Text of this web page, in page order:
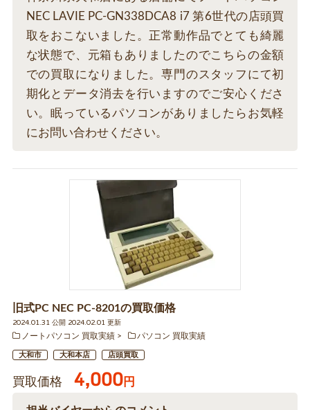
NEC LAVIE PC-GN338DCA8 i7 第6世代の店頭買
取をおこないました。正常動作品でとても綺麗
な状態で、元箱もありましたのでこちらの金額
での買取になりました。専門のスタッフにて初
期化とデータ消去を行いますのでご安心くださ
い。眠っているパソコンがありましたらお気軽
にお問い合わせください。
旧式PC NEC PC-8201の買取価格
2024.01.31 公開 2024.02.01 更新
ノートパソコン 買取実績
パソコン 買取実績
大和市 大和本店 店頭買取
買取価格 4,000円